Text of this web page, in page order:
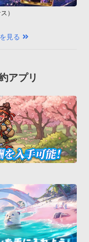
）
見る
アプリ